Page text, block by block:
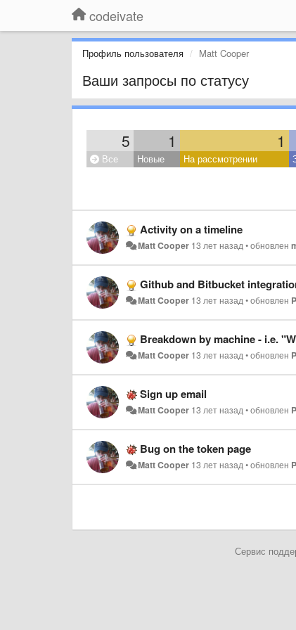
codeivate
Профиль пользователя Matt Cooper
Ваши запросы по статусу
5 1 1
Все Новые На рассмотрении
Activity on a timeline
Matt Cooper 13 лет назад•обновлен
Github and Bitbucket
Matt Cooper 13 лет назад•обновлен
Breakdown by machine - i.e.
Matt Cooper 13 лет назад•обновлен
Sign up email
Matt Cooper 13 лет назад•обновлен
Bug on the token page
Matt Cooper 13 лет назад•обновлен
Сервис